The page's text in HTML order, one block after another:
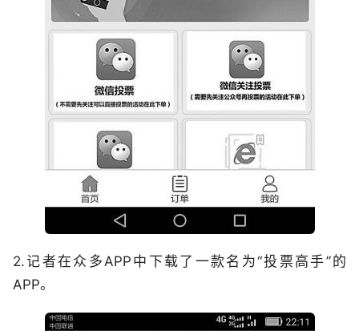
2.记者在众多APP中下载了一款名为“投票高手”的
APP。